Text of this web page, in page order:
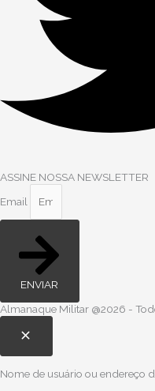
ASSINE NOSSA NEWSLETTER
Email
ENVIAR
Almanaque Militar @2026 -
Nome de usuário ou endereço